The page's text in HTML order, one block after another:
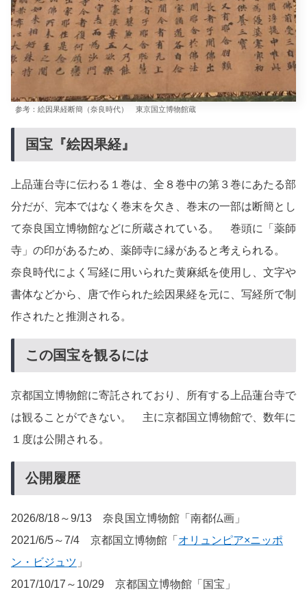
参考：絵因果経断簡（奈良時代） 東京国立博物館蔵
国宝『絵因果経』
上品蓮台寺に伝わる１巻は、全８巻中の第３巻にあたる部
分だが、完本ではなく巻末を欠き、巻末の一部は断簡とし
て奈良国立博物館などに所蔵されている。 巻頭に「薬師
寺」の印があるため、薬師寺に縁があると考えられる。
奈良時代によく写経に用いられた黄麻紙を使用し、文字や
書体などから、唐で作られた絵因果経を元に、写経所で制
作されたと推測される。
この国宝を観るには
京都国立博物館に寄託されており、所有する上品蓮台寺で
は観ることができない。 主に京都国立博物館で、数年に
１度は公開される。
公開履歴
2026/8/18～9/13 奈良国立博物館「南都仏画」
2021/6/5～7/4 京都国立博物館「 オリュンピア×ニッポ
ン・ビジュツ 」
2017/10/17～10/29 京都国立博物館「国宝」